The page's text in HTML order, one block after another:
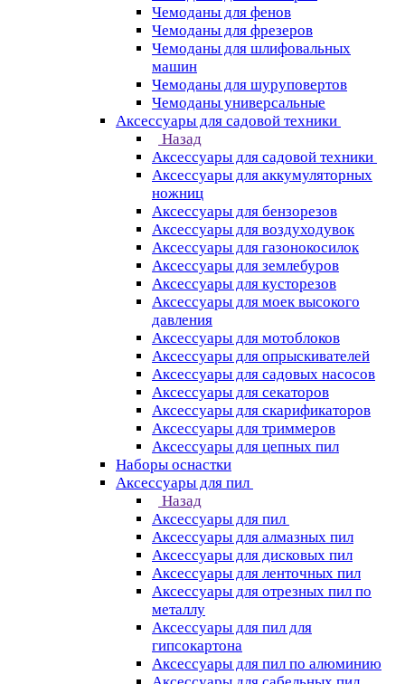
Чемоданы для фенов
Чемоданы для фрезеров
Чемоданы для шлифовальных
машин
Чемоданы для шуруповертов
Чемоданы универсальные
Аксессуары для садовой техники
Назад
Аксессуары для садовой техники
Аксессуары для аккумуляторных
ножниц
Аксессуары для бензорезов
Аксессуары для воздуходувок
Аксессуары для газонокосилок
Аксессуары для землебуров
Аксессуары для кусторезов
Аксессуары для моек высокого
давления
Аксессуары для мотоблоков
Аксессуары для опрыскивателей
Аксессуары для садовых насосов
Аксессуары для секаторов
Аксессуары для скарификаторов
Аксессуары для триммеров
Аксессуары для цепных пил
Наборы оснастки
Аксессуары для пил
Назад
Аксессуары для пил
Аксессуары для алмазных пил
Аксессуары для дисковых пил
Аксессуары для ленточных пил
Аксессуары для отрезных пил по
металлу
Аксессуары для пил для
гипсокартона
Аксессуары для пил по алюминию